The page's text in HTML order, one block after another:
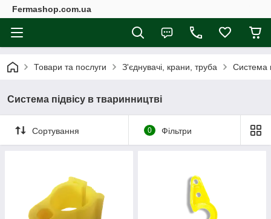
Fermashop.com.ua
Товари та послуги З'єднувачі, крани, труба Система
Система підвісу в тваринництві
Сортування 0 Фільтри